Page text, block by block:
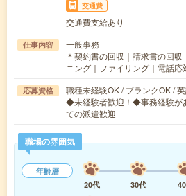
交通費
交通費支給あり
仕事内容
一般事務
＊契約書の回収｜請求書の回
ニング｜ファイリング｜電話応
応募資格
職種未経験OK / ブランクOK /
◆未経験者歓迎！◆事務経験
ての派遣歓迎
職場の雰囲気
年齢層
20代
30代